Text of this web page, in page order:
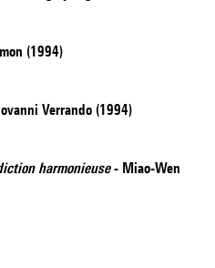
(1994)
Verrando (1994)
harmonieuse- Miao-Wen